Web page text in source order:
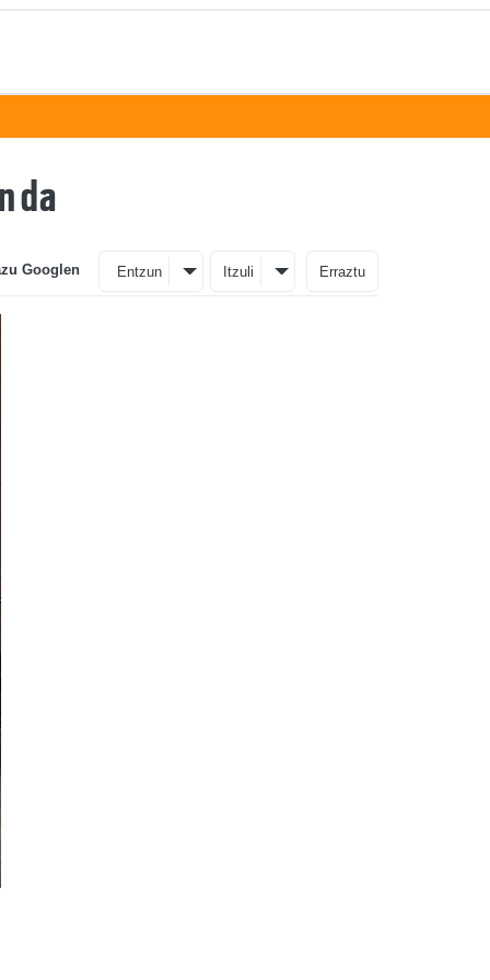
da
Googlen Entzun Itzuli Erraztu